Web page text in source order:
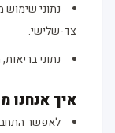
נתוני שימוש
צד-שלישי.
נתוני בריאות,
איך אנחנו
לאפשר